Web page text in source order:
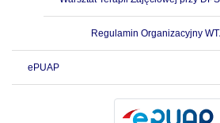
Regulamin Organizacyjny
ePUAP